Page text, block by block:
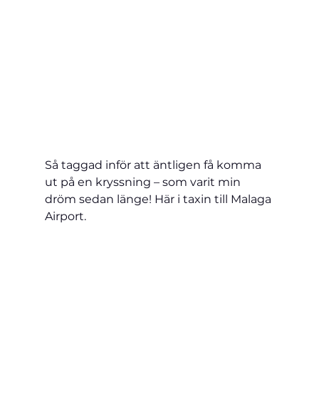
Så taggad inför att äntligen få komma
ut på en kryssning – som varit min
dröm sedan länge! Här i taxin till Malaga
Airport.